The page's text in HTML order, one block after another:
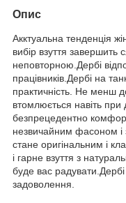
Опис
Акктуальна тенденція
вибір взуття завершить
неповторною.Дербі
працівників.Дербі на
практичність. Не менш
втомлюється навіть при
безпрецедентно
незвичайним фасоном
стане оригінальним і
і гарне взуття з
буде вас
задоволення.